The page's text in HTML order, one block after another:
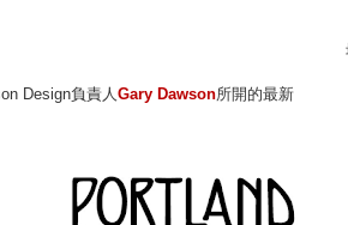
Design負責人Gary Dawson所開的最新